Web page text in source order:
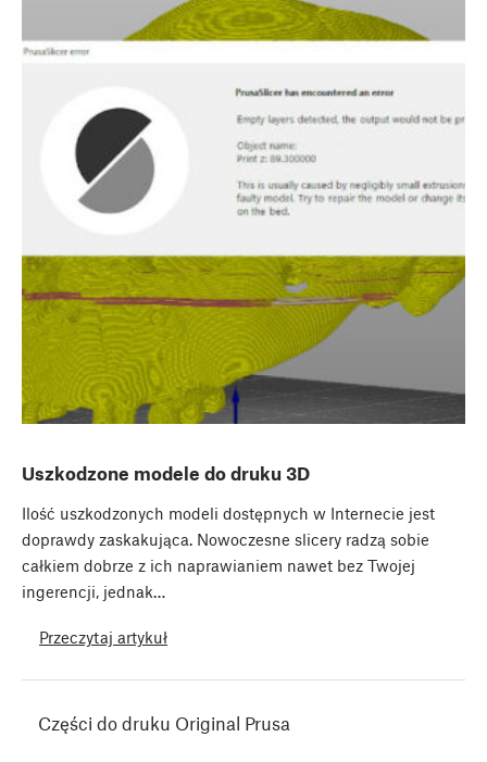
Uszkodzone modele do druku 3D
Ilość uszkodzonych modeli dostępnych w Internecie jest
doprawdy zaskakująca. Nowoczesne slicery radzą sobie
całkiem dobrze z ich naprawianiem nawet bez Twojej
ingerencji, jednak…
Przeczytaj artykuł
Części do druku Original Prusa